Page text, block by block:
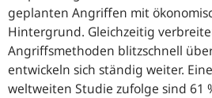
geplanten Angriffen mit
Hintergrund. Gleichzeitig
Angriffsmethoden blitzschnell
entwickeln sich ständig weiter.
weltweiten Studie zufolge sind 61